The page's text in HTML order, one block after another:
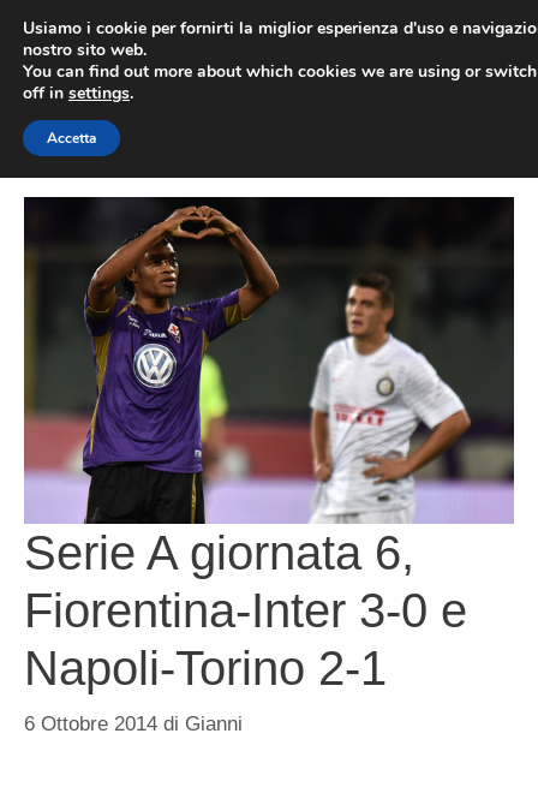
contenuto
Serie A giornata 6,
Fiorentina-Inter 3-0 e
Napoli-Torino 2-1
6 Ottobre 2014 di Gianni
Usiamo i cookie per fornirti la miglior esperienza d'uso e
nostro sito web.
You can find out more about which cookies we are using or
off in settings.
Accetta